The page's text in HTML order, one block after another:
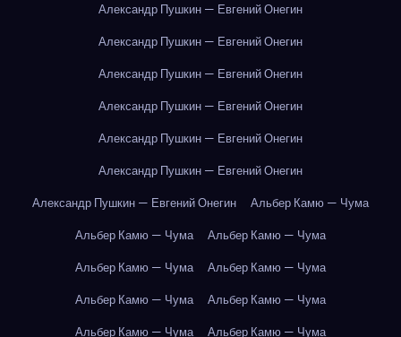
Александр Пушкин — Евгений Онегин
Александр Пушкин — Евгений Онегин
Александр Пушкин — Евгений Онегин
Александр Пушкин — Евгений Онегин
Александр Пушкин — Евгений Онегин
Александр Пушкин — Евгений Онегин
Александр Пушкин — Евгений Онегин
Альбер Камю — Чума
Альбер Камю — Чума
Альбер Камю — Чума
Альбер Камю — Чума
Альбер Камю — Чума
Альбер Камю — Чума
Альбер Камю — Чума
Альбер Камю — Чума
Альбер Камю — Чума